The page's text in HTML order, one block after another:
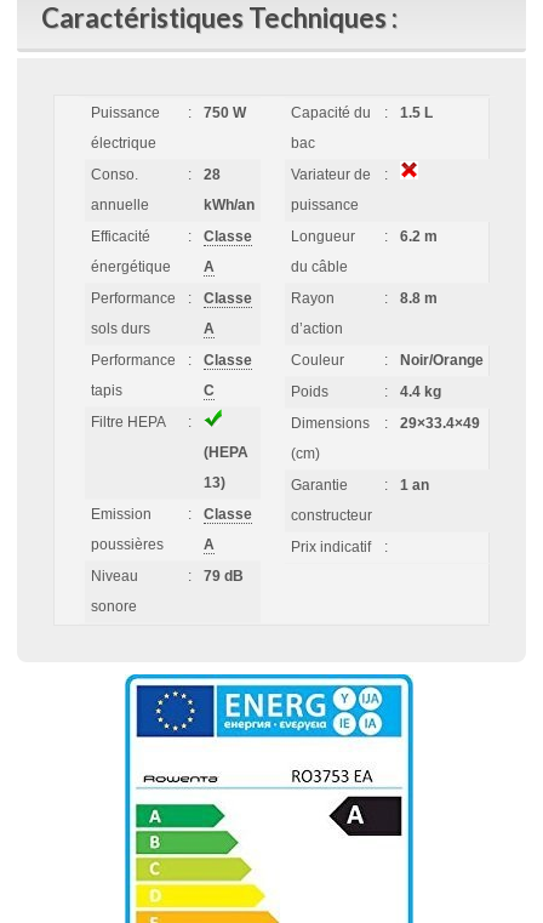
Caractéristiques Techniques :
Puissance
électrique
: 750 W
Conso.
annuelle
:
28
kWh/an
Efficacité
énergétique
:
Classe
A
Performance
sols durs
:
Classe
A
Performance
tapis
:
Classe
C
Filtre HEPA
:
(HEPA
13)
Emission
poussières
:
Classe
A
Niveau
sonore
: 79 dB
Capacité du
bac
: 1.5 L
Variateur de
puissance
:
Longueur
du câble
: 6.2 m
Rayon
d’action
: 8.8 m
Couleur :
Noir/Orange
Poids
:
4.4 kg
Dimensions
(cm)
: 29×33.4×49
Garantie
constructeur
: 1 an
Prix indicatif :